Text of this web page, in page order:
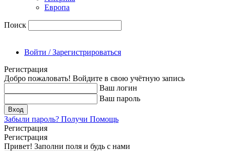
Европа
Поиск
Войти / Зарегистрироваться
Регистрация
Добро пожаловать! Войдите в свою учётную запись
Ваш логин
Ваш пароль
Забыли пароль? Получи Помощь
Регистрация
Регистрация
Привет! Заполни поля и будь с нами